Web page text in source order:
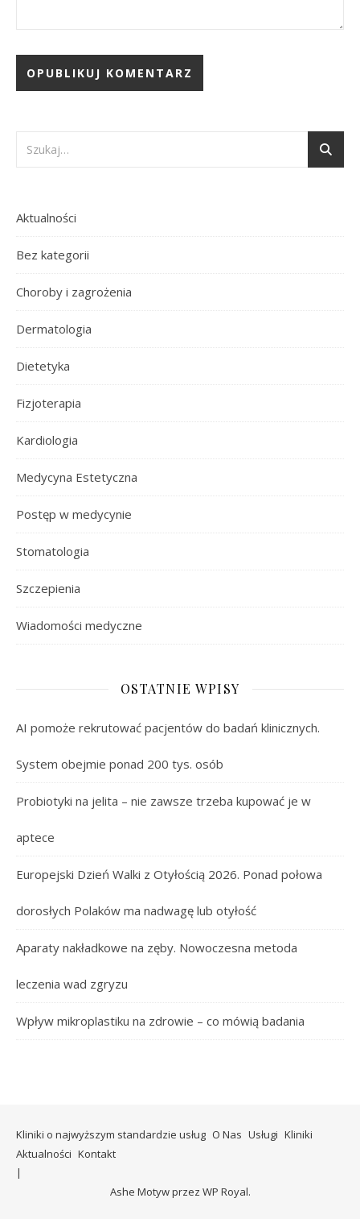
Aktualności
Bez kategorii
Choroby i zagrożenia
Dermatologia
Dietetyka
Fizjoterapia
Kardiologia
Medycyna Estetyczna
Postęp w medycynie
Stomatologia
Szczepienia
Wiadomości medyczne
OSTATNIE WPISY
AI pomoże rekrutować pacjentów do badań klinicznych.
System obejmie ponad 200 tys. osób
Probiotyki na jelita – nie zawsze trzeba kupować je w
aptece
Europejski Dzień Walki z Otyłością 2026. Ponad połowa
dorosłych Polaków ma nadwagę lub otyłość
Aparaty nakładkowe na zęby. Nowoczesna metoda
leczenia wad zgryzu
Wpływ mikroplastiku na zdrowie – co mówią badania
Kliniki o najwyższym standardzie usług O Nas Usługi Kliniki
Aktualności Kontakt
Ashe Motyw przez WP Royal.